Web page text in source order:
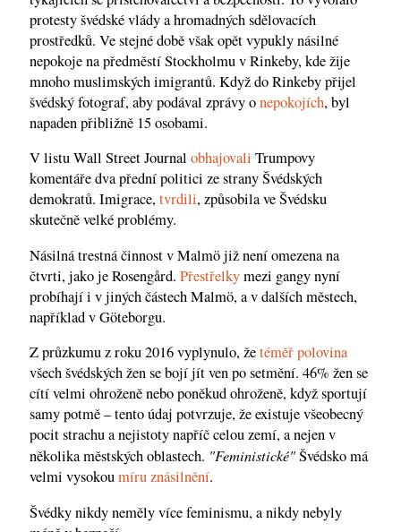
protesty švédské vlády a hromadných sdělovacích
prostředků. Ve stejné době však opět vypukly násilné
nepokoje na předměstí Stockholmu v Rinkeby, kde žije
mnoho muslimských imigrantů. Když do Rinkeby přijel
švédský fotograf, aby podával zprávy onepokojích, byl
napaden přibližně 15 osobami.
V listu Wall Street Journal obhajovali Trumpovy
komentáře dva přední politici ze strany Švédských
demokratů. Imigrace,tvrdili, způsobila ve Švédsku
skutečně velké problémy.
Násilná trestná činnost v Malmö již není omezena na
čtvrti, jako je Rosengård. Přestřelkymezi gangy nyní
probíhají i v jiných částech Malmö, a v dalších městech,
například v Göteborgu.
Z průzkumu z roku 2016 vyplynulo, žetéměř polovina
všech švédských žen se bojí jít ven po setmění. 46% žen se
cítí velmi ohroženě nebo poněkud ohroženě, když sportují
samy potmě – tento údaj potvrzuje, že existuje všeobecný
pocit strachu a nejistoty napříč celou zemí, a nejen v
několika městských oblastech. "Feministické"Švédsko má
velmi vysokoumíru znásilnění.
Švédky nikdy neměly více feminismu, a nikdy nebyly